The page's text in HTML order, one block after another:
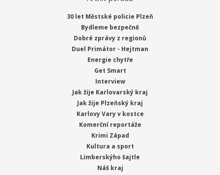
30 let Městské policie Plzeň
Bydleme bezpečně
Dobré zprávy z regionů
Duel Primátor - Hejtman
Energie chytře
Get Smart
Interview
Jak žije Karlovarský kraj
Jak žije Plzeňský kraj
Karlovy Vary v kostce
Komerční reportáže
Krimi Západ
Kultura a sport
Limberskýho šajtle
Náš kraj